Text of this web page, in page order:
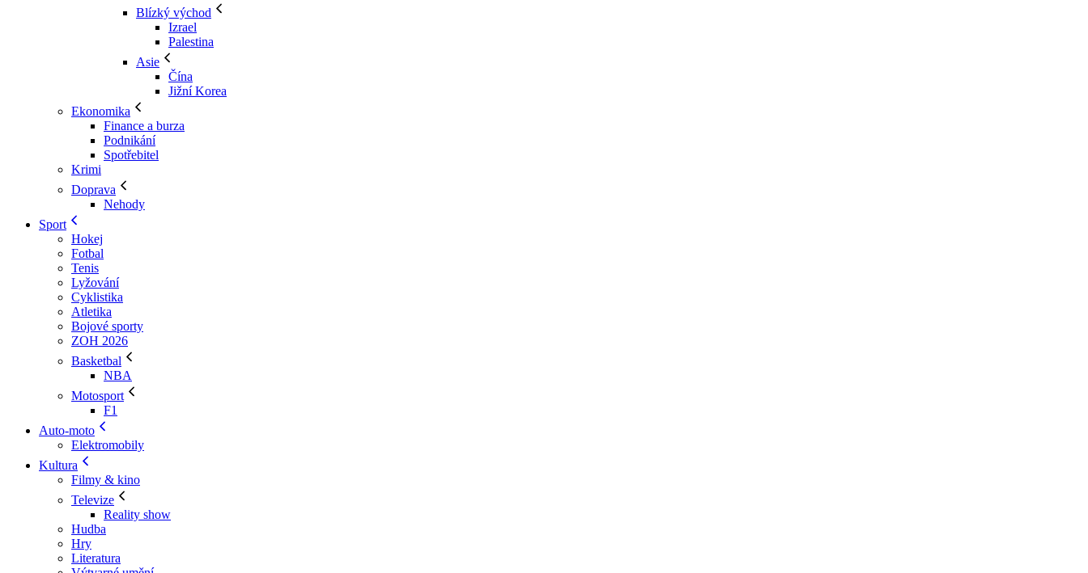
Blízký východ
Izrael
Palestina
Asie
Čína
Jižní Korea
Ekonomika
Finance a burza
Podnikání
Spotřebitel
Krimi
Doprava
Nehody
Sport
Hokej
Fotbal
Tenis
Lyžování
Cyklistika
Atletika
Bojové sporty
ZOH 2026
Basketbal
NBA
Motosport
F1
Auto-moto
Elektromobily
Kultura
Filmy & kino
Televize
Reality show
Hudba
Hry
Literatura